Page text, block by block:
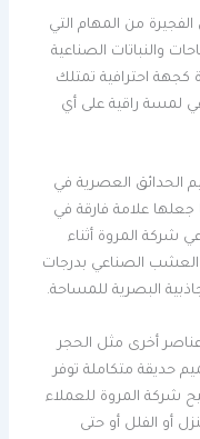
من المهام التي
والنباتات الصناعية
كجهة احترافية تمتلك
لمسة راقية على أي
الحدائق العصرية في
علامة فارقة في
شركة المروة أثناء
الصناعي بدرجات
البصرية للمساحة.
أخرى مثل الحجر
حديقة متكاملة توفر
شركة المروة للعملاء
أو الفلل أو حتى